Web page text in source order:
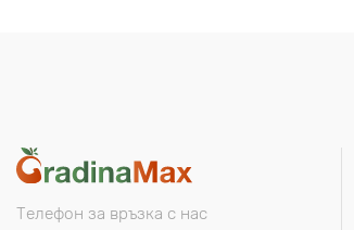
Телефон за връзка с нас